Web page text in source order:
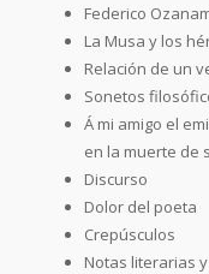
Federico
La Musa y los
Relación de un
Sonetos
Á mi amigo el
en la muerte de
Discurso
Dolor del poeta
Crepúsculos
Notas literarias